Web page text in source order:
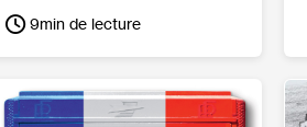
9min de lecture